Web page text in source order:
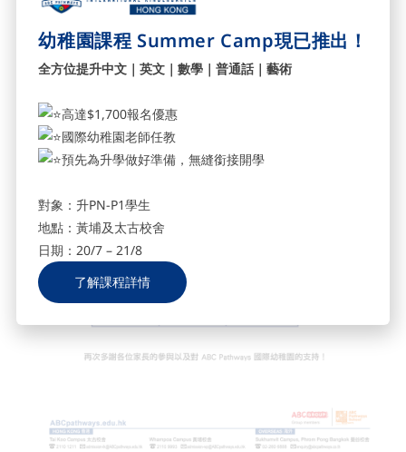
幼稚園課程 Summer Camp現已推出！
全方位提升中文｜英文｜數學｜普通話｜藝術
高達$1,700報名優惠
國際幼稚園老師任教
預先為升學做好準備，無縫銜接開學
對象：升PN-P1學生
地點：黃埔及太古校舍
日期：20/7 – 21/8
了解課程詳情